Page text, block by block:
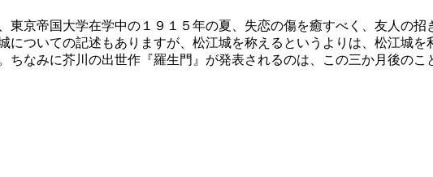
東京帝国大学在学中の１９１５年の夏、失恋の傷を癒すべく、友人の
についての記述もありますが、松江城を称えるというよりは、松江城
ちなみに芥川の出世作『羅生門』が発表されるのは、この三か月後のこ